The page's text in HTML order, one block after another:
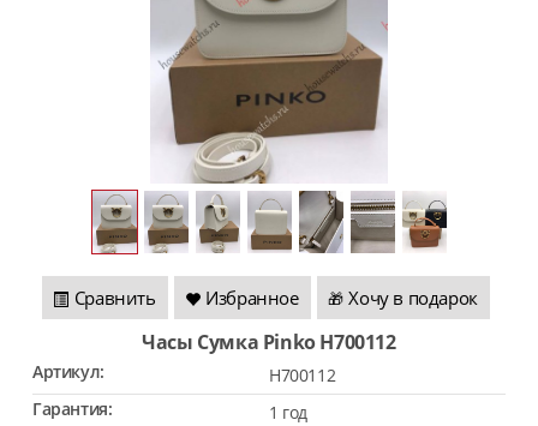
Сравнить Избранное 🎁 Хочу в подарок
Часы Сумка Pinko H700112
Артикул:
H700112
Гарантия:
1 год